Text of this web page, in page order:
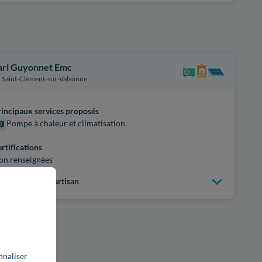
Guyonnet Emc
Saint-Clément-sur-Valsonne
services proposés
Pompe à chaleur et climatisation
renseignées
d'infos sur l'artisan